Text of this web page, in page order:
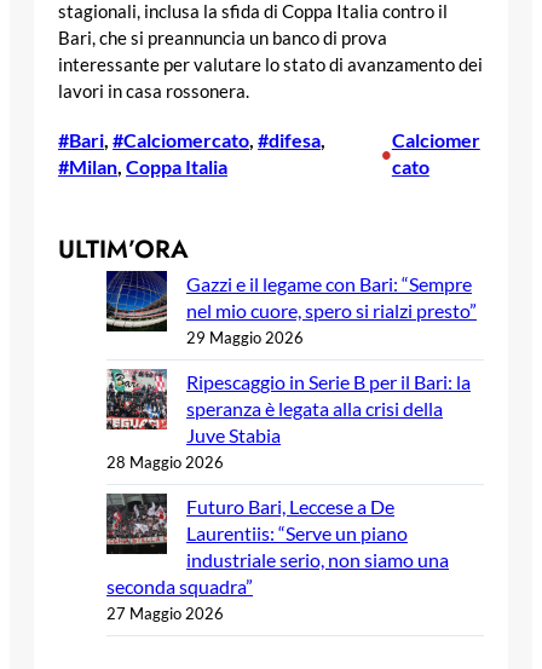
stagionali, inclusa la sfida di Coppa Italia contro il
Bari, che si preannuncia un banco di prova
interessante per valutare lo stato di avanzamento dei
lavori in casa rossonera.
#Bari, #Calciomercato, #difesa
#Milan, Coppa Italia
•
Calciomer
cato
ULTIM’ORA
Gazzi e il legame con Bari: “Sempre
nel mio cuore, spero si rialzi presto”
29 Maggio 2026
Ripescaggio in Serie B per il Bari: la
speranza è legata alla crisi della
Juve Stabia
28 Maggio 2026
Futuro Bari, Leccese a De
Laurentiis: “Serve un piano
industriale serio, non siamo una
seconda squadra”
27 Maggio 2026